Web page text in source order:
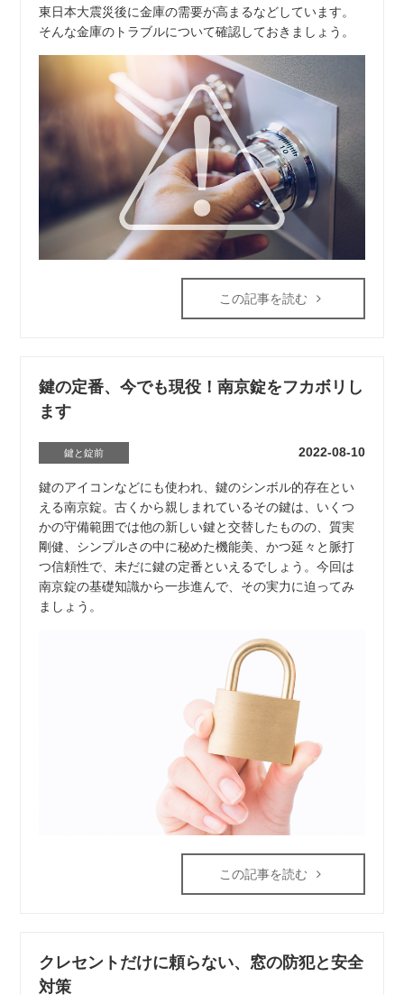
東日本大震災後に金庫の需要が高まるなどしています。
そんな金庫のトラブルについて確認しておきましょう。
この記事を読む
鍵の定番、今でも現役！南京錠をフカボリし
ます
鍵と錠前 2022-08-10
鍵のアイコンなどにも使われ、鍵のシンボル的存在とい
える南京錠。古くから親しまれているその鍵は、いくつ
かの守備範囲では他の新しい鍵と交替したものの、質実
剛健、シンプルさの中に秘めた機能美、かつ延々と脈打
つ信頼性で、未だに鍵の定番といえるでしょう。今回は
南京錠の基礎知識から一歩進んで、その実力に迫ってみ
ましょう。
この記事を読む
クレセントだけに頼らない、窓の防犯と安全
対策